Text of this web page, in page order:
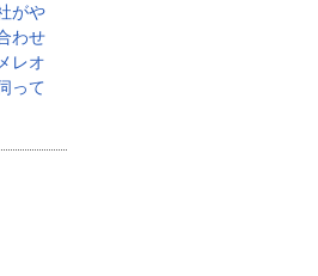
がや
わせ
レオ
って